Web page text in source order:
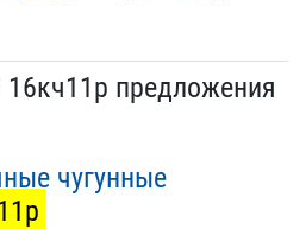
предложения
чугунные